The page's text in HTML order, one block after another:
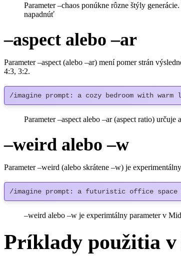
Parameter –chaos ponúkne rôzne štýly
napadnúť
–aspect alebo –ar
Parameter –aspect (alebo –ar) mení pomer strán
4:3, 3:2.
/imagine prompt: a cozy bedroom with
Parameter –aspect alebo –ar (aspect ratio)
–weird alebo –w
Parameter –weird (alebo skrátene –w) je
/imagine prompt: a futuristic office
–weird alebo –w je experimtálny parameter v
Príklady použitia